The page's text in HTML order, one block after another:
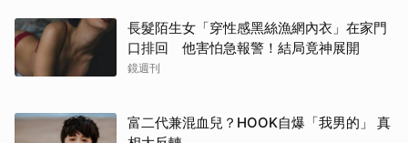
長髮陌生女「穿性感黑絲漁網內衣」在家門
口排回 他害怕急報警！結局竟神展開
鏡週刊
富二代兼混血兒？HOOK自爆「我男的」 真